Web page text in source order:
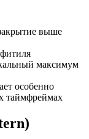
выше
максимум
особенно
таймфреймах